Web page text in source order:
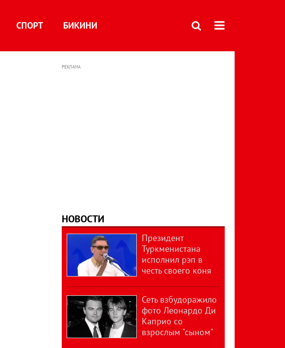
СПОРТ БИКИНИ
РЕКЛАМА
НОВОСТИ
Президент
Туркменистана
исполнил рэп в
честь своего коня
Сеть взбудоражило
фото Леонардо Ди
Каприо со
взрослым "сыном"